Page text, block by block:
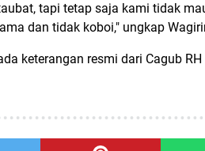
tapi tetap saja kami tidak
dan tidak koboi," ungkap
keterangan resmi dari Cagub